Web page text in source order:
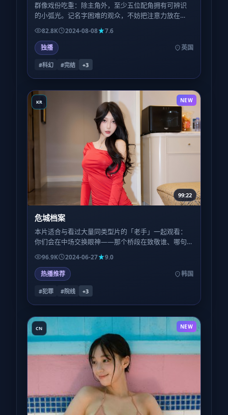
群像戏份吃重：除主角外，至少五位配角拥有可辨识
的小弧光。记名字困难的观众，不妨把注意力放在
「职业身份」而非姓名上，跟随线索会更轻松。
82.8K 2024-08-08
7.6
独播
英国
#科幻 #完结 +3
KR NEW
99:22
危城档案
本片适合与看过大量同类型片的「老手」一起观看：
你们会在中场交换眼神——那个桥段在致敬谁、哪句
台词反讽了哪种陈腔滥调，会成为额外的乐趣层。
96.9K 2024-06-27
9.0
热播推荐
韩国
#犯罪 #院线 +3
CN NEW